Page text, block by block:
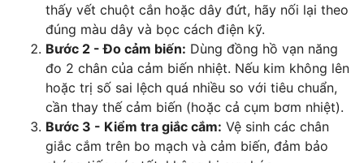
thấy vết chuột cắn hoặc dây đứt, hãy nối lại theo
đúng màu dây và bọc cách điện kỹ.
Bước 2 - Đo cảm biến: Dùng đồng hồ vạn năng
đo 2 chân của cảm biến nhiệt. Nếu kim không lên
hoặc trị số sai lệch quá nhiều so với tiêu chuẩn,
cần thay thế cảm biến (hoặc cả cụm bơm nhiệt).
Bước 3 - Kiểm tra giắc cắm: Vệ sinh các chân
giắc cắm trên bo mạch và cảm biến, đảm bảo